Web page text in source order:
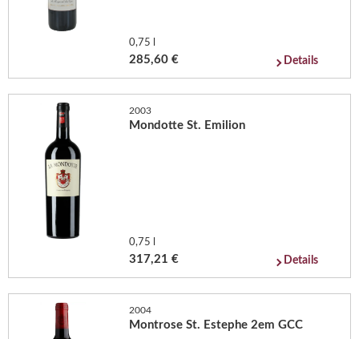
0,75 l
285,60 € Details
2003
Mondotte St. Emilion
0,75 l
317,21 € Details
2004
Montrose St. Estephe 2em GCC